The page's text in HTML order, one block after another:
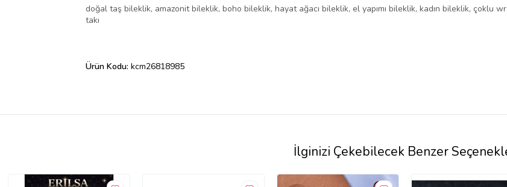
doğal taş bileklik, amazonit bileklik, boho bileklik, hayat ağacı bileklik, el yapımı bileklik, kadın bileklik, çoklu
takı
Ürün Kodu: kcm26818985
İlginizi Çekebilecek Benzer